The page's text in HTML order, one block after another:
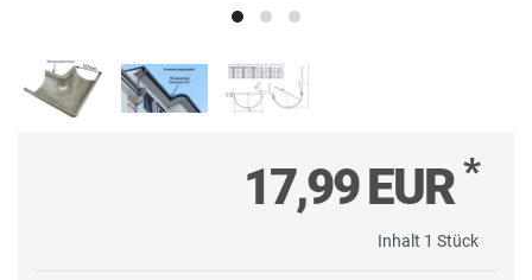
17,99 EUR*
Inhalt 1 Stück